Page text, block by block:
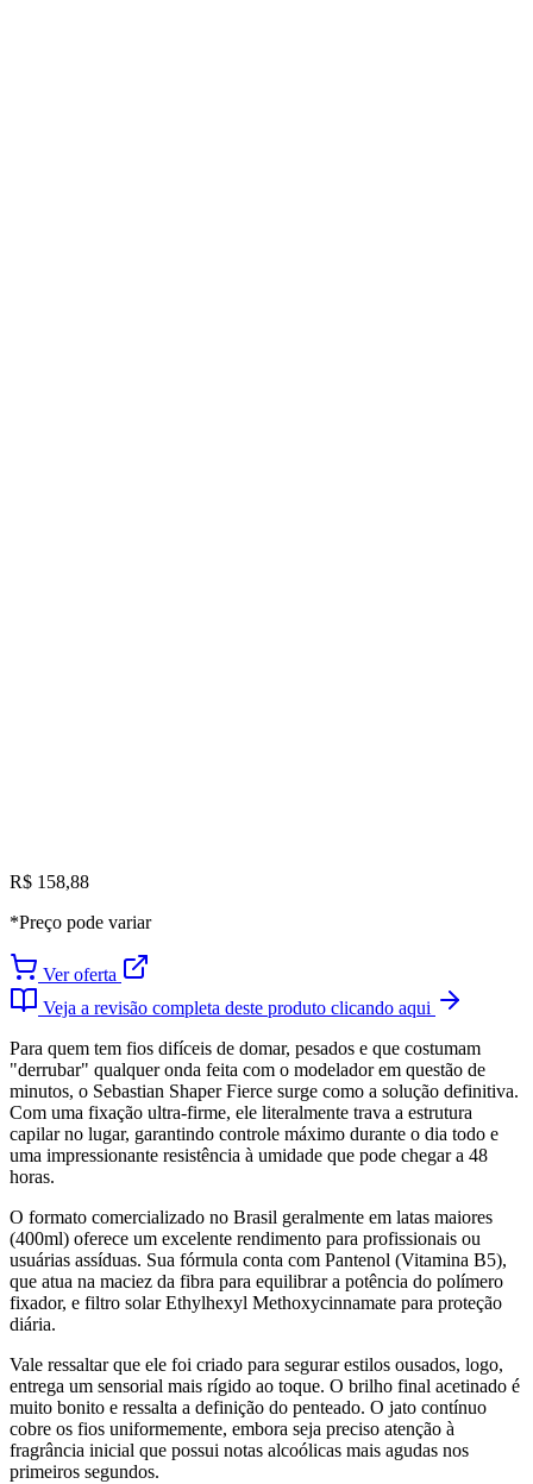
R$ 158,88
*Preço pode variar
Ver oferta
Veja a revisão completa deste produto clicando aqui
Para quem tem fios difíceis de domar, pesados e que costumam
"derrubar" qualquer onda feita com o modelador em questão de
minutos, o Sebastian Shaper Fierce surge como a solução definitiva.
Com uma fixação ultra-firme, ele literalmente trava a estrutura
capilar no lugar, garantindo controle máximo durante o dia todo e
uma impressionante resistência à umidade que pode chegar a 48
horas.
O formato comercializado no Brasil geralmente em latas maiores
(400ml) oferece um excelente rendimento para profissionais ou
usuárias assíduas. Sua fórmula conta com Pantenol (Vitamina B5),
que atua na maciez da fibra para equilibrar a potência do polímero
fixador, e filtro solar Ethylhexyl Methoxycinnamate para proteção
diária.
Vale ressaltar que ele foi criado para segurar estilos ousados, logo,
entrega um sensorial mais rígido ao toque. O brilho final acetinado é
muito bonito e ressalta a definição do penteado. O jato contínuo
cobre os fios uniformemente, embora seja preciso atenção à
fragrância inicial que possui notas alcoólicas mais agudas nos
primeiros segundos.